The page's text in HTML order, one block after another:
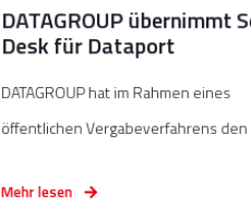
DATAGROUP übernimmt
Desk für Dataport
DATAGROUP hat im Rahmen eines
öffentlichen Vergabeverfahrens den
Mehr lesen